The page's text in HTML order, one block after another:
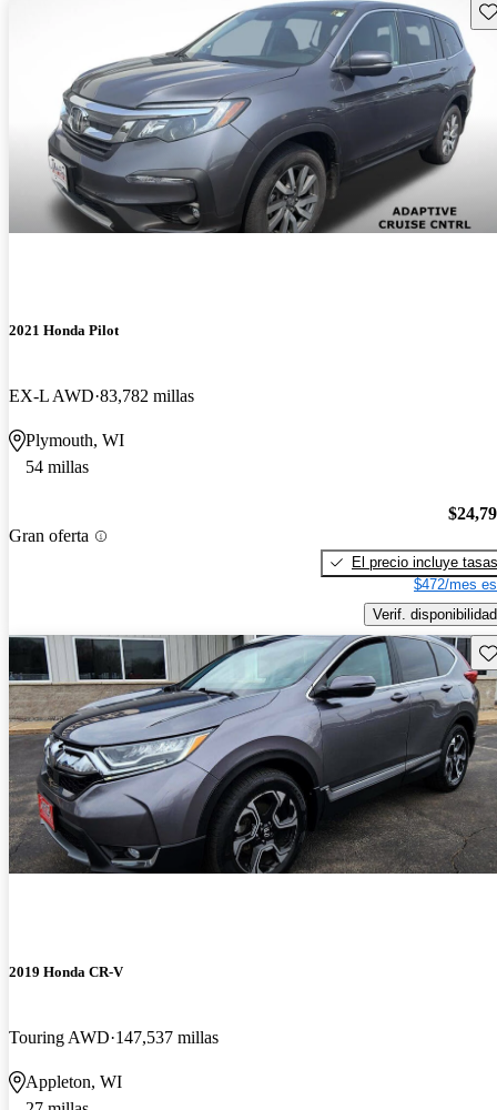
2021 Honda Pilot
EX-L AWD 83,782 millas
Plymouth, WI
54 millas
Gran oferta
El precio incluye tasas
$472/mes
Verif. disponibilidad
2019 Honda CR-V
Touring AWD 147,537 millas
Appleton, WI